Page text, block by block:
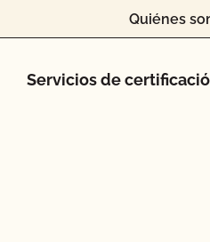
Quiénes
Servicios de